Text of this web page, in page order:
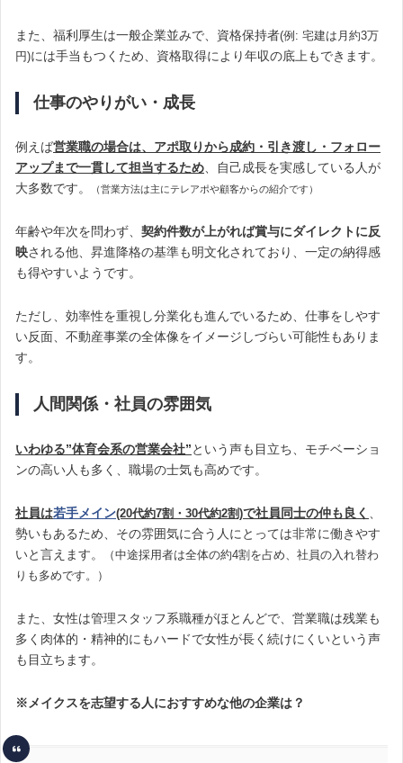
また、福利厚生は一般企業並みで、資格保持者(例: 宅建は月約3万
円)には手当もつくため、資格取得により年収の底上もできます。
仕事のやりがい・成長
例えば営業職の場合は、アポ取りから成約・引き渡し・フォロー
アップまで一貫して担当するため 、自己成長を実感している人が
大多数です。
（営業方法は主にテレアポや顧客からの紹介です）
年齢や年次を問わず、 契約件数が上がれば賞与にダイレクトに反
映される他、昇進降格の基準も明文化されており、一定の納得感
も得やすいようです。
ただし、効率性を重視し分業化も進んでいるため、仕事をしやす
い反面、不動産事業の全体像をイメージしづらい可能性もありま
す。
人間関係・社員の雰囲気
いわゆる”体育会系の営業会社”という声も目立ち、モチベーショ
ンの高い人も多く、職場の士気も高めです。
社員は若手メイン(20代約7割・30代約2割)で社員同士の仲も良く
勢いもあるため、その雰囲気に合う人にとっては非常に働きやす
いと言えます。
（中途採用者は全体の約4割を占め、社員の入れ替わ
りも多めです。）
また、女性は管理スタッフ系職種がほとんどで、営業職は残業も
多く肉体的・精神的にもハードで女性が長く続けにくいという声
も目立ちます。
※メイクスを志望する人におすすめな他の企業は？